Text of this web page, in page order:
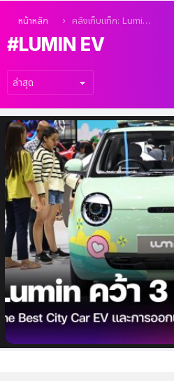
คุณอยู่ที่นี่:
หน้าหลัก คลังเก็บแท็ก: Lumin EV
LUMIN EV
เรื่อง
ล่าสุด
“CHANGAN ผู้ผลิตรถย
จีน สร้างความฮือฮาในงา
International Motor
รางวัลรวด กับ LUMIN